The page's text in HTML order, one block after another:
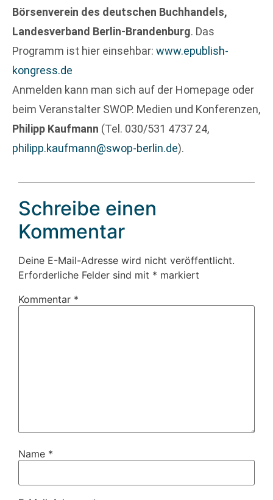
Börsenverein des deutschen Buchhandels,
Landesverband Berlin-Brandenburg. Das
Programm ist hier einsehbar: www.epublish-
kongress.de
Anmelden kann man sich auf der Homepage oder
beim Veranstalter SWOP. Medien und Konferenzen,
Philipp Kaufmann (Tel. 030/531 4737 24,
philipp.kaufmann@swop-berlin.de).
Schreibe einen
Kommentar
Deine E-Mail-Adresse wird nicht veröffentlicht.
Erforderliche Felder sind mit * markiert
Kommentar *
Name *